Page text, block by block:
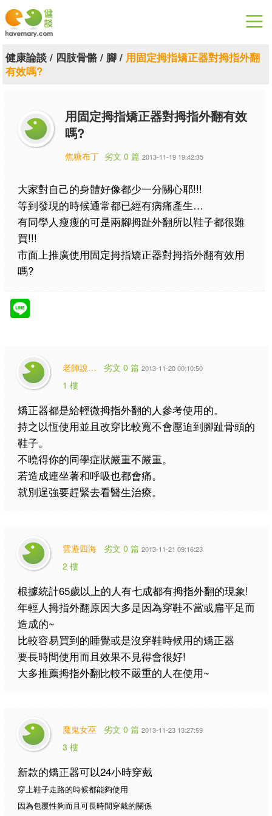
漫漫健康
關於健談
聯絡我們
健康論談/ 四肢骨骼/ 腳/ 用固定拇指矯正器對拇指外翻
有效嗎?
用固定拇指矯正器對拇指外翻有效
嗎?
焦糖布丁 劣文 0 篇 2013-11-19 19:42:35
大家對自己的身體好像都少一分關心耶!!!
等到發現的時候通常都已經有病痛產生…
有同學人瘦瘦的可是兩腳拇趾外翻所以鞋子都很難
買!!!
市面上推廣使用固定拇指矯正器對拇指外翻有效用
嗎?
老師說… 劣文 0 篇 2013-11-20 00:10:50
1 樓
矯正器都是給輕微拇指外翻的人參考使用的。
持之以恆使用並且改穿比較寬不會壓迫到腳趾骨頭的
鞋子。
不曉得你的同學症狀嚴重不嚴重。
若造成連坐著和呼吸也都會痛。
就別逞強要趕緊去看醫生治療。
雲遊四海 劣文 0 篇 2013-11-21 09:16:23
2 樓
根據統計65歲以上的人有七成都有拇指外翻的現象!
年輕人拇指外翻原因大多是因為穿鞋不當或扁平足而
造成的~
比較容易買到的睡覺或是沒穿鞋時候用的矯正器
要長時間使用而且效果不見得會很好!
大多推薦拇指外翻比較不嚴重的人在使用~
魔鬼女巫 劣文 0 篇 2013-11-23 13:27:59
3 樓
新款的矯正器可以24小時穿戴
穿上鞋子走路的時候都能夠使用
因為包覆性夠而且可長時間穿戴的關係